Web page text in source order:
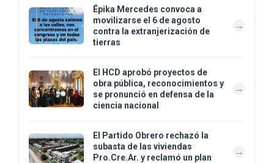
Épika Mercedes convoca a
movilizarse el 6 de agosto
contra la extranjerización de
tierras
El HCD aprobó proyectos de
obra pública, reconocimientos y
se pronunció en defensa de la
ciencia nacional
El Partido Obrero rechazó la
subasta de las viviendas
Pro.Cre.Ar. y reclamó un plan